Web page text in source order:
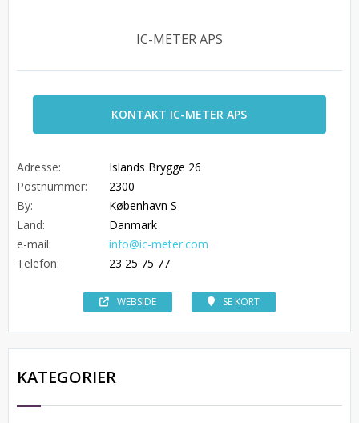
IC-METER APS
KONTAKT IC-METER APS
Adresse:
Islands Brygge 26
Postnummer:
2300
By:
København S
Land:
Danmark
e-mail:
info@ic-meter.com
Telefon:
23 25 75 77
WEBSIDE SE KORT
KATEGORIER